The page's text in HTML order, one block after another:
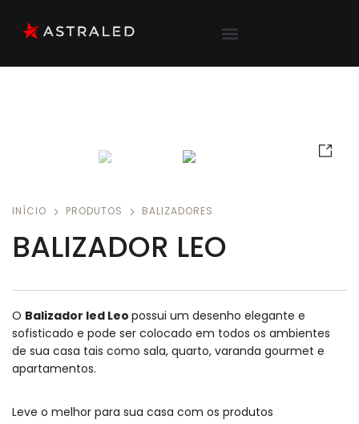
INÍCIO PRODUTOS BALIZADORES
BALIZADOR LEO
O Balizador led Leo possui um desenho elegante e
sofisticado e pode ser colocado em todos os ambientes
de sua casa tais como sala, quarto, varanda gourmet e
apartamentos.
Leve o melhor para sua casa com os produtos